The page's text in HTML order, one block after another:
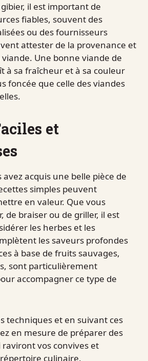
gibier, il est important de
fiables, souvent des
ou des fournisseurs
attester de la provenance et
Une bonne viande de
à sa fraîcheur et à sa couleur
foncée que celle des viandes
et
acquis une belle pièce de
simples peuvent
en valeur. Que vous
de braiser ou de griller, il est
les herbes et les
les saveurs profondes
à base de fruits sauvages,
sont particulièrement
accompagner ce type de
techniques et en suivant ces
en mesure de préparer des
vos convives et
culinaire.